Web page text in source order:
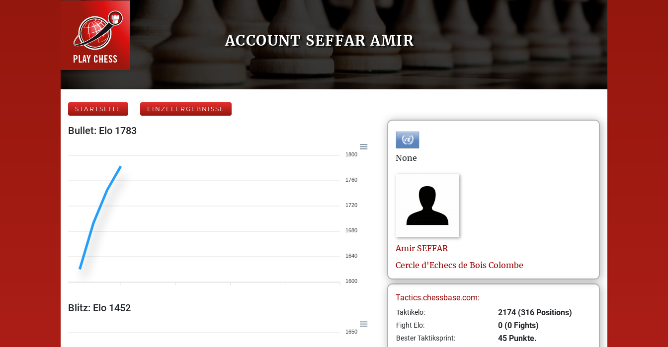
ACCOUNT SEFFAR AMIR
STARTSEITE EINZELERGEBNISSE
Bullet: Elo 1783
1800
1760
1720
1680
1640
1600
Blitz: Elo 1452
1650
None
Amir SEFFAR
Cercle d'Echecs de Bois Colombe
Tactics.chessbase.com:
Taktikelo: 2174 (316 Positions)
Fight Elo: 0 (0 Fights)
Bester Taktiksprint: 45 Punkte.